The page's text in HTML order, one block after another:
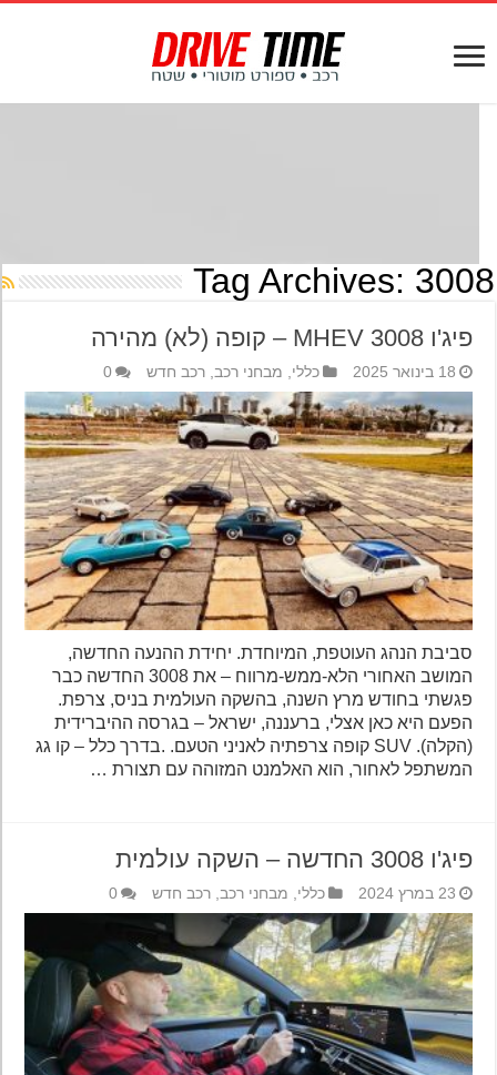
Tag Archives:
פיג'ו 3008 MHEV – קופה (לא) מהירה
18 בינואר 2025 כללי,מבחני רכב,רכב חדש 0
סביבת הנהג העוטפת, המיוחדת. יחידת ההנעה החדשה,
המושב האחורי הלא-ממש-מרווח – את 3008 החדשה כבר
פגשתי בחודש מרץ השנה, בהשקה העולמית בניס, צרפת.
הפעם היא כאן אצלי, ברעננה, ישראל – בגרסה ההיברידית
(הקלה). SUV קופה צרפתיה לאניני הטעם. .בדרך כלל – קו גג
המשתפל לאחור, הוא האלמנט המזוהה עם תצורת …
פיג'ו 3008 החדשה – השקה עולמית
23 במרץ 2024 כללי,מבחני רכב,רכב חדש 0